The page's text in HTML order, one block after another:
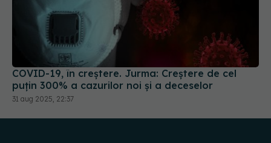
COVID-19, în creștere. Jurma: Creștere de cel
puțin 300% a cazurilor noi și a deceselor
31 aug 2025, 22:37